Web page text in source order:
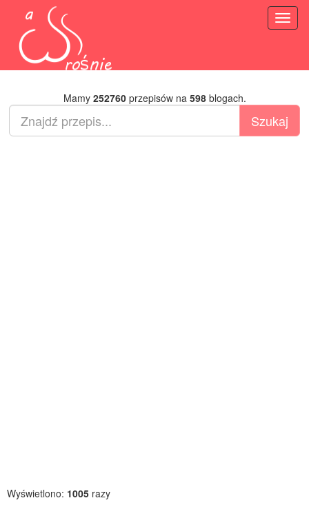
Mamy 252760przepisów na 598blogach.
Wyświetlono: 1005 razy